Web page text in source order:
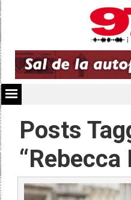
Posts
“Rebecca